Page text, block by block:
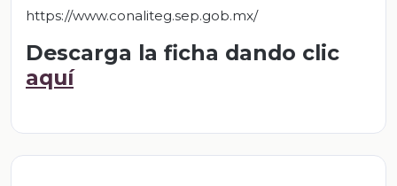
https://www.conaliteg.sep.gob.mx/
Descarga la ficha dando clic
aquí